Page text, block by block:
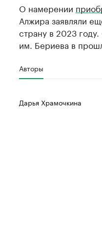
О намерении
Алжира заявляли
страну в 2023
им. Бериева в
Авторы
Дарья Храмочкина